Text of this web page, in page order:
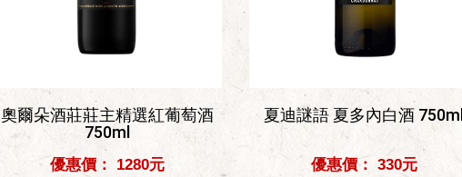
奧爾朵酒莊莊主精選紅葡萄酒
750ml
優惠價： 1280元
夏迪謎語 夏多內白酒 750ml
優惠價： 330元